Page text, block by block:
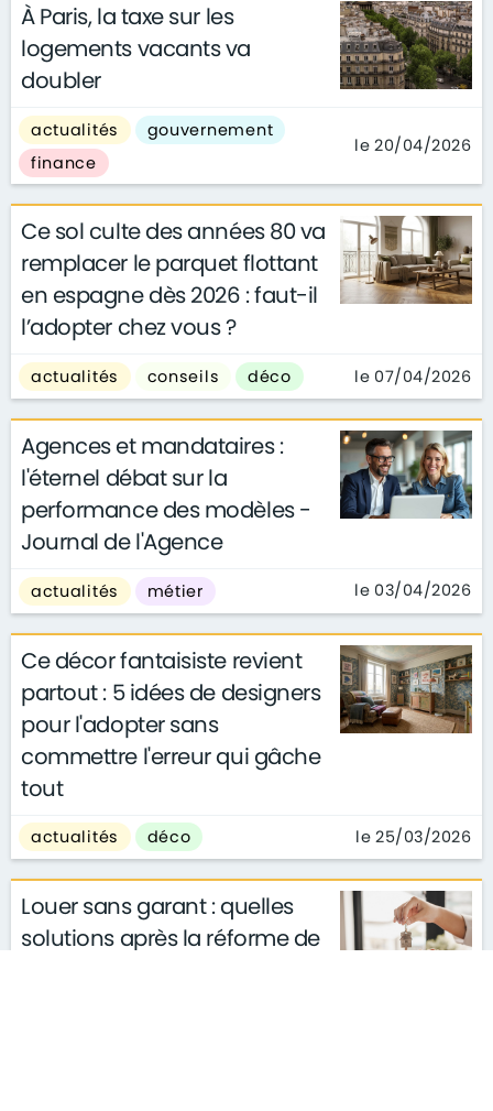
À Paris, la taxe sur les
logements vacants va
doubler
actualités
gouvernement
finance
le 20/04/2026
Ce sol culte des années 80 va
remplacer le parquet flottant
en espagne dès 2026 : faut-il
l’adopter chez vous ?
actualités conseils déco le 07/04/2026
Agences et mandataires :
l'éternel débat sur la
performance des modèles -
Journal de l'Agence
actualités métier le 03/04/2026
Ce décor fantaisiste revient
partout : 5 idées de designers
pour l'adopter sans
commettre l'erreur qui gâche
tout
actualités déco le 25/03/2026
Louer sans garant : quelles
solutions après la réforme de